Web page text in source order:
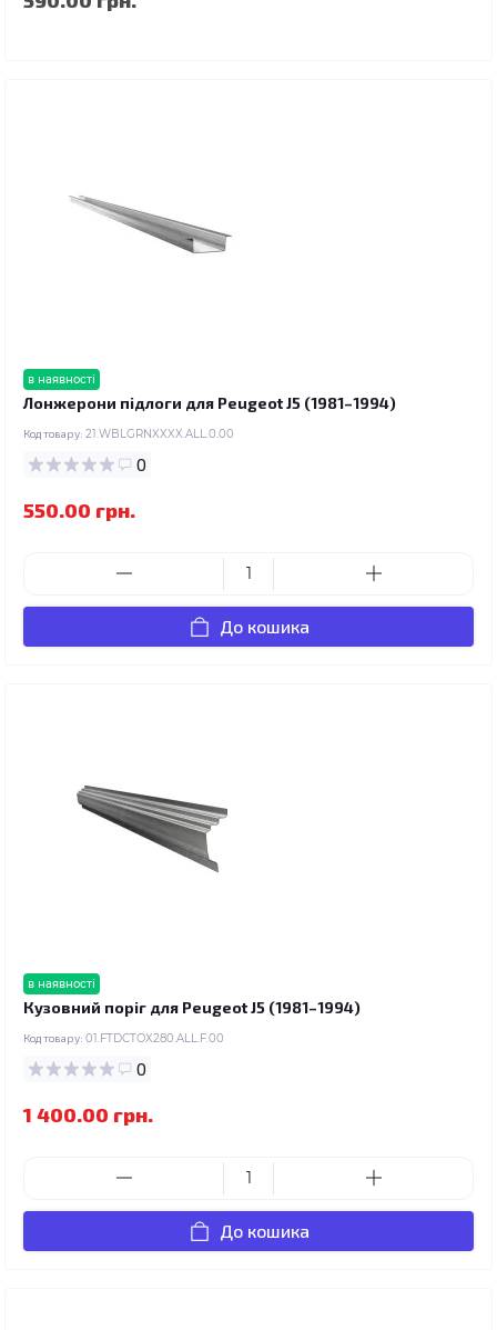
в наявності
Лонжерони підлоги для Peugeot J5 (1981–1994)
Код товару: 21.WBLGRNXXXX.ALL.0.00
0
550.00 грн.
До кошика
в наявності
Кузовний поріг для Peugeot J5 (1981–1994)
Код товару: 01.FTDCTOX280.ALL.F.00
0
1 400.00 грн.
До кошика